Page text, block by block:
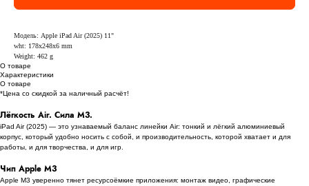
Модель: Apple iPad Air (2025) 11"
wht: 178x248x6 mm
Weight: 462 g
О товаре
Характеристики
О товаре
*Цена со скидкой за наличный расчёт!
Лёгкость Air. Сила M3.
iPad Air (2025) — это узнаваемый баланс линейки Air: тонкий и лёгкий алюминиевый
корпус, который удобно носить с собой, и производительность, которой хватает и для
работы, и для творчества, и для игр.
Чип Apple M3
Apple M3 уверенно тянет ресурсоёмкие приложения: монтаж видео, графические